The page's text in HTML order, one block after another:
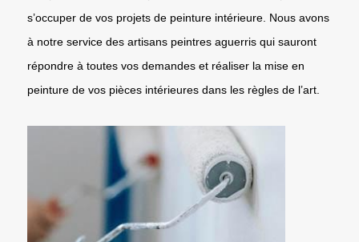
s’occuper de vos projets de peinture intérieure. Nous avons
à notre service des artisans peintres aguerris qui sauront
répondre à toutes vos demandes et réaliser la mise en
peinture de vos pièces intérieures dans les règles de l’art.